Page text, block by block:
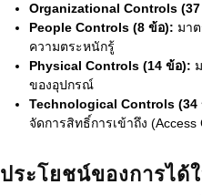
Organizational Controls
People Controls (8 ข้อ): มา
ความตระหนักรู้
Physical Controls (14 ข้อ):
ของอุปกรณ์
Technological Controls (34
จัดการสิทธิ์การเข้าถึง
ประโยชน์ของการได้